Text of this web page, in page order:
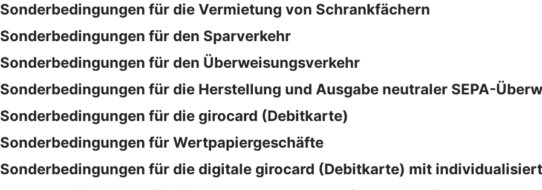
Sonderbedingungen für die Vermietung von Schrankfächern
Sonderbedingungen für den Sparverkehr
Sonderbedingungen für den Überweisungsverkehr
Sonderbedingungen für die Herstellung und Ausgabe neutraler SEPA-
Sonderbedingungen für die girocard (Debitkarte)
Sonderbedingungen für Wertpapiergeschäfte
Sonderbedingungen für die digitale girocard (Debitkarte) mit